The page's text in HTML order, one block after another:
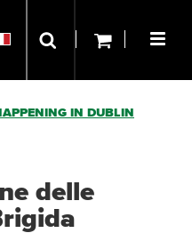
IN DUBLIN
delle